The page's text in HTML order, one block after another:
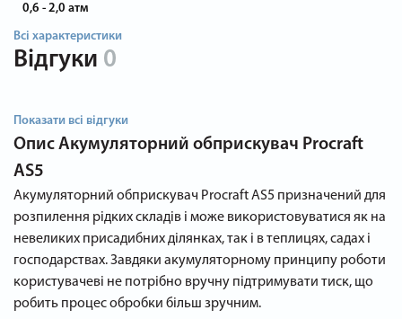
0,6 - 2,0 атм
Всі характеристики
Відгуки 0
Показати всі відгуки
Опис Акумуляторний обприскувач Procraft
AS5
Акумуляторний обприскувач Procraft AS5 призначений для
розпилення рідких складів і може використовуватися як на
невеликих присадибних ділянках, так і в теплицях, садах і
господарствах. Завдяки акумуляторному принципу роботи
користувачеві не потрібно вручну підтримувати тиск, що
робить процес обробки більш зручним.